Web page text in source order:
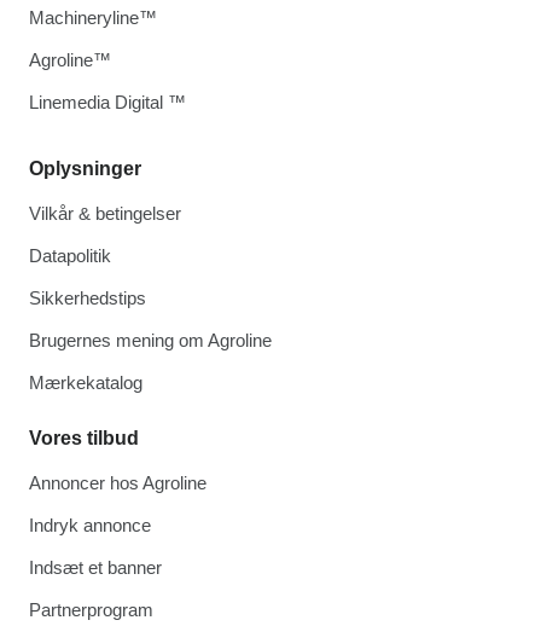
Oplysninger
Vilkår & betingelser
Datapolitik
Sikkerhedstips
Brugernes mening om Agroline
Mærkekatalog
Vores tilbud
Annoncer hos Agroline
Indryk annonce
Indsæt et banner
Partnerprogram
Machineryline™
Agroline™
Linemedia Digital ™